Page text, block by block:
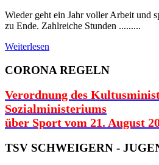
Wieder geht ein Jahr voller Arbeit und
zu Ende. Zahlreiche Stunden .........
Weiterlesen
CORONA REGELN
Verordnung des
Sozialministeriums
über Sport vom 21. August
TSV SCHWEIGERN -